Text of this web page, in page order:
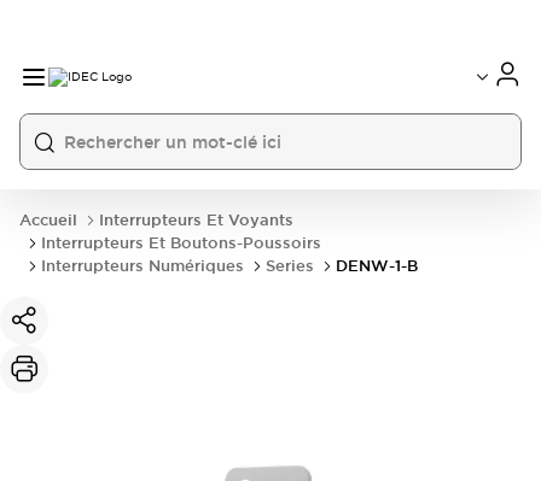
Accueil
Interrupteurs Et Voyants
Interrupteurs Et Boutons-Poussoirs
Interrupteurs Numériques
Series DENW-1-B